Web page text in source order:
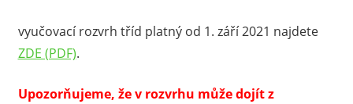
vyučovací rozvrh tříd platný od 1. září 2021 najdete
ZDE (PDF).
Upozorňujeme, že v rozvrhu může dojít z